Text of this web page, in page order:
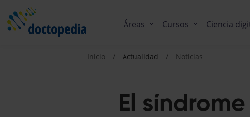
Áreas Cursos Ciencia
El
Inicio Actualidad Noticias